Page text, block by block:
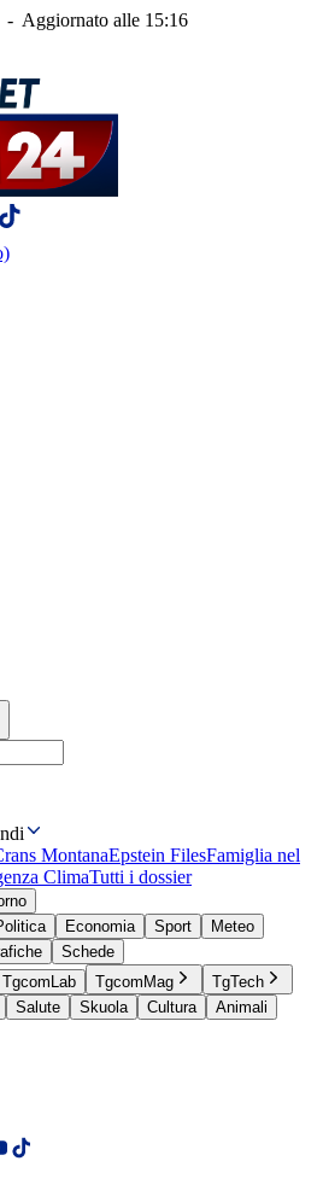
- Aggiornato alle 15:16
MontanaEpstein FilesFamiglia nel
ClimaTutti i dossier
Economia Sport
Meteo
Schede
TgcomLab TgcomMag
TgTech
Salute Skuola Cultura
Animali